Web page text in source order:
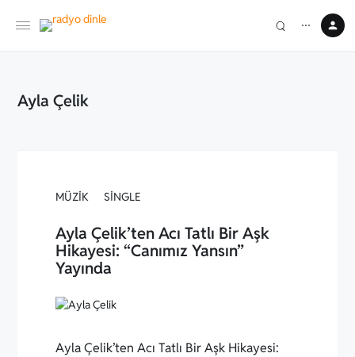
⋯
Ayla Çelik
MÜZIK SINGLE
Ayla Çelik’ten Acı Tatlı Bir Aşk
Hikayesi: “Canımız Yansın”
Yayında
Ayla Çelik’ten Acı Tatlı Bir Aşk Hikayesi: